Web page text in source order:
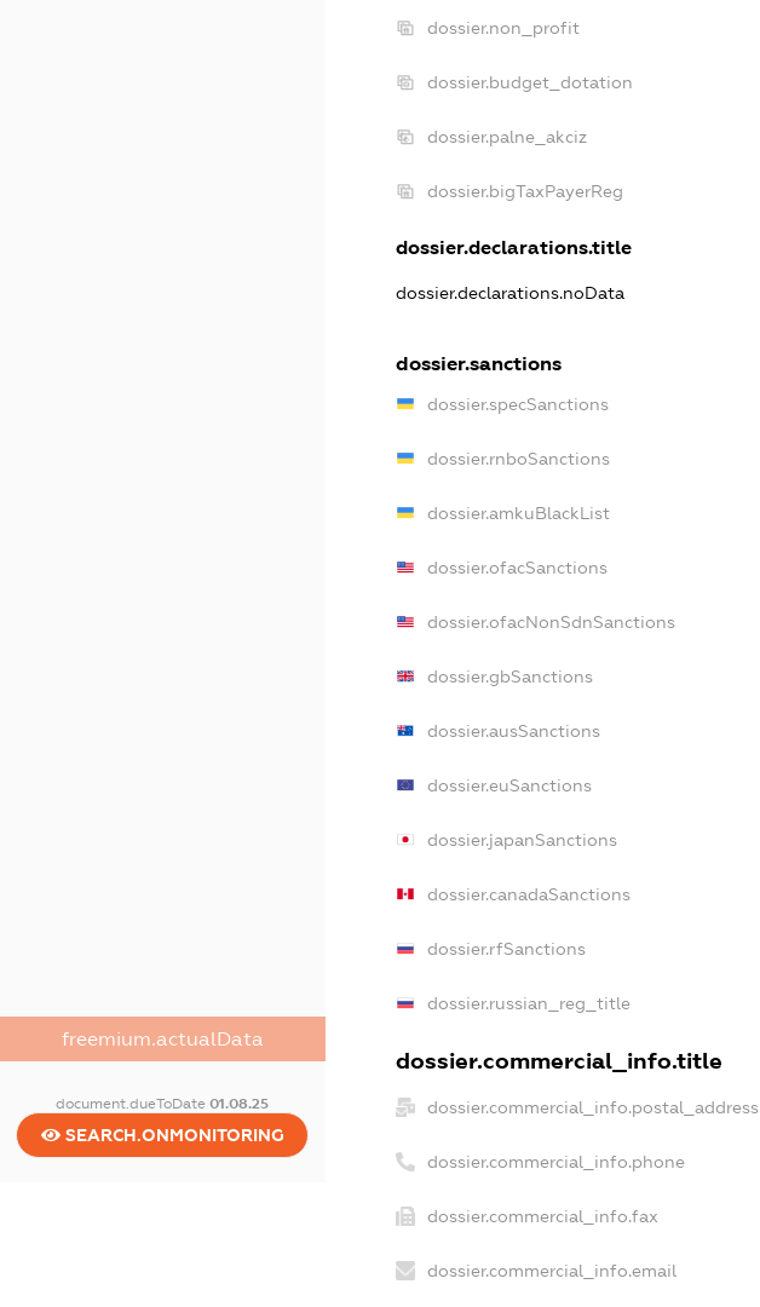
freemium.actualData
document.dueToDate01.08.25
SEARCH.ONMONITORING
dossier.non_profit
dossier.budget_dotation
dossier.palne_akciz
dossier.bigTaxPayerReg
dossier.declarations.title
dossier.declarations.noData
dossier.sanctions
dossier.specSanctions
dossier.rnboSanctions
dossier.amkuBlackList
dossier.ofacSanctions
dossier.ofacNonSdnSanctions
dossier.gbSanctions
dossier.ausSanctions
dossier.euSanctions
dossier.japanSanctions
dossier.canadaSanctions
dossier.rfSanctions
dossier.russian_reg_title
dossier.commercial_info.title
dossier.commercial_info.postal_address
dossier.commercial_info.phone
dossier.commercial_info.fax
dossier.commercial_info.email